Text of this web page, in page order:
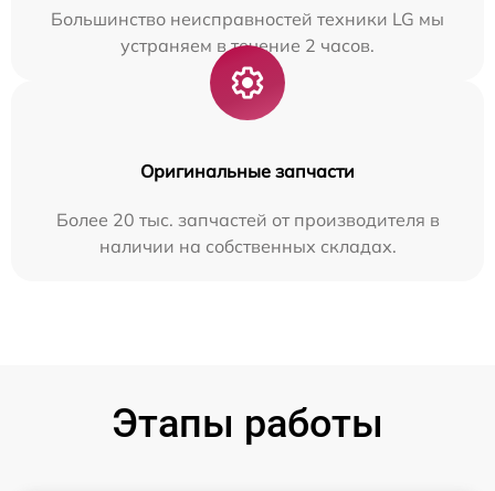
Большинство неисправностей техники LG мы
устраняем в течение 2 часов.
Оригинальные запчасти
Более 20 тыс. запчастей от производителя в
наличии на собственных складах.
Этапы работы